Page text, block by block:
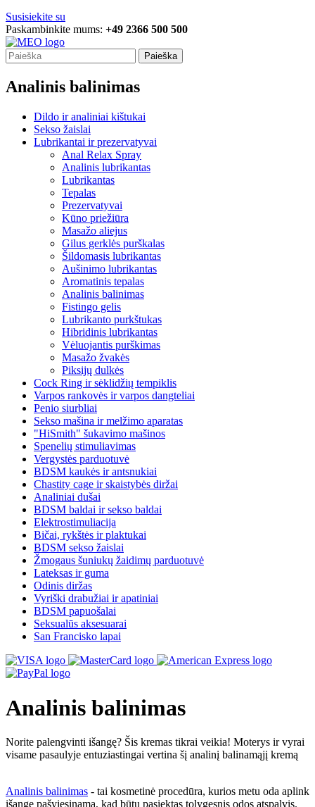
Susisiekite su
Paskambinkite mums: +49 2366 500 500
Paieška
Analinis balinimas
Dildo ir analiniai kištukai
Sekso žaislai
Lubrikantai ir prezervatyvai
Anal Relax Spray
Analinis lubrikantas
Lubrikantas
Tepalas
Prezervatyvai
Kūno priežiūra
Masažo aliejus
Gilus gerklės purškalas
Šildomasis lubrikantas
Aušinimo lubrikantas
Aromatinis tepalas
Analinis balinimas
Fistingo gelis
Lubrikanto purkštukas
Hibridinis lubrikantas
Vėluojantis purškimas
Masažo žvakės
Piksijų dulkės
Cock Ring ir sėklidžių tempiklis
Varpos rankovės ir varpos dangteliai
Penio siurbliai
Sekso mašina ir melžimo aparatas
"HiSmith" šukavimo mašinos
Spenelių stimuliavimas
Vergystės parduotuvė
BDSM kaukės ir antsnukiai
Chastity cage ir skaistybės diržai
Analiniai dušai
BDSM baldai ir sekso baldai
Elektrostimuliacija
Bičai, rykštės ir plaktukai
BDSM sekso žaislai
Žmogaus šuniukų žaidimų parduotuvė
Lateksas ir guma
Odinis diržas
Vyriški drabužiai ir apatiniai
BDSM papuošalai
Seksualūs aksesuarai
San Francisko lapai
Analinis balinimas
Norite palengvinti išangę? Šis kremas tikrai veikia! Moterys ir vyrai
visame pasaulyje entuziastingai vertina šį analinį balinamąjį kremą
Analinis balinimas - tai kosmetinė procedūra, kurios metu oda aplink
išangę pašviesinama, kad būtų pasiektas tolygesnis odos atspalvis.